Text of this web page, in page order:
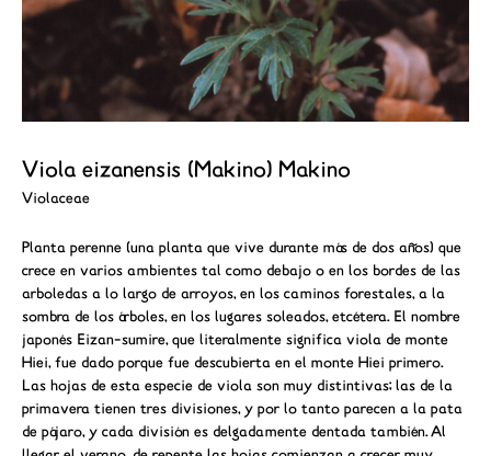
Viola eizanensis (Makino) Makino
Violaceae
Planta perenne (una planta que vive durante más de dos años) que
crece en varios ambientes tal como debajo o en los bordes de las
arboledas a lo largo de arroyos, en los caminos forestales, a la
sombra de los árboles, en los lugares soleados, etcétera. El nombre
japonés Eizan-sumire, que literalmente significa viola de monte
Hiei, fue dado porque fue descubierta en el monte Hiei primero.
Las hojas de esta especie de viola son muy distintivas; las de la
primavera tienen tres divisiones, y por lo tanto parecen a la pata
de pájaro, y cada división es delgadamente dentada también. Al